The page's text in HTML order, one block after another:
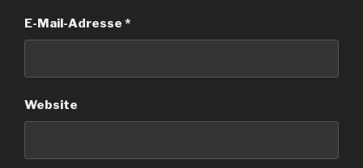
E-Mail-Adresse *
Website